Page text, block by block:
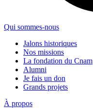
Qui sommes-nous
Jalons historiques
Nos missions
La fondation du Cnam
Alumni
Je fais un don
Grands projets
À propos